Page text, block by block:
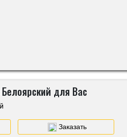
для Вас
Заказать